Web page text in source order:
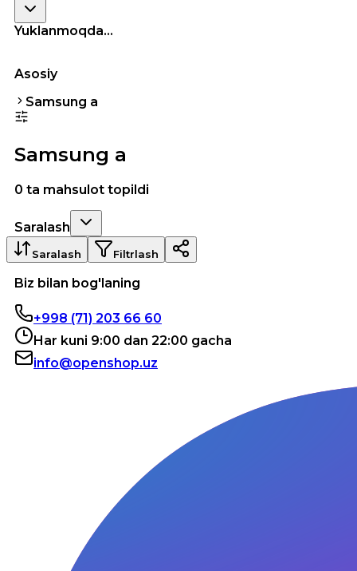
Yuklanmoqda...
Asosiy
Samsung a
Samsung a
0 ta mahsulot topildi
Saralash
Saralash Filtrlash
Biz bilan bog'laning
+998 (71) 203 66 60
Har kuni 9:00 dan 22:00 gacha
info@openshop.uz